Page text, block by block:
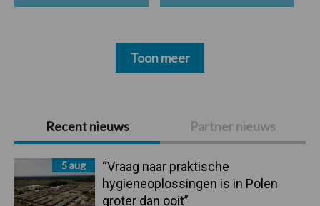
Primaire
Sidebar
Recent nieuws Partner nieuws
5 aug
“Vraag naar praktische
hygieneoplossingen is in Polen
groter dan ooit”
Toon meer